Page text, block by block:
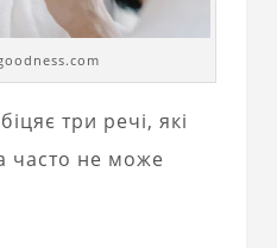
три речі, які
часто не може